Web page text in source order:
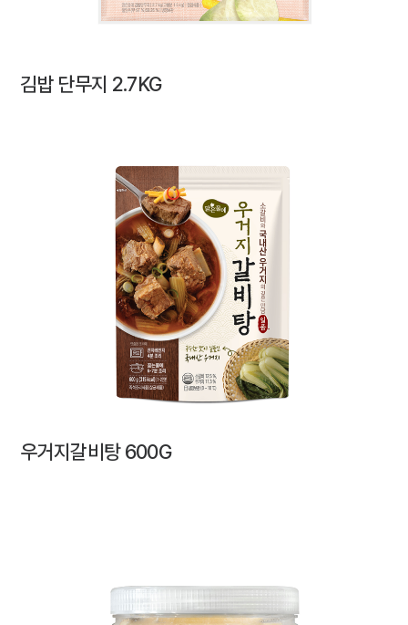
김밥 단무지 2.7KG
우거지갈비탕 600G